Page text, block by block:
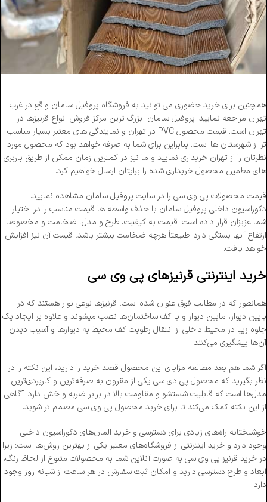
همچنین برای خرید حضوری می توانید به فروشگاه پروفیل سامان واقع در غرب
تهران مراجعه نمایید. پروفیل سامان بزرگ ترین مرکز فروش انواع قرنیزها در
تهران است. قیمت محصول PVC در تهران و نمایندگی های معتبر بسیار مناسب
تر از شهرستان ها است. بنابراین برای شما به صرفه خواهد بود که محصول مورد
نظرتان را از تهران خریداری نمایید و ما نیز در کمترین زمان ممکن از طریق باربری
های مطمین محصول خریداری شده را برایتان ارسال خواهیم کرد.
قیمت محصولات پی وی سی را در سایت پروفیل سامان مشاهده نمایید.
دکوراسیون داخلی پروفیل سامان با حذف واسطه ها قیمت مناسب را در اختیار
شما عزیزان قرار داده است. قیمت به کیفیت، طرح و مدل، ضخامت و مخصوصا
ارتفاع آنها بستگی دارد. طبیعتاً هرچه ضخامت بیشتر باشد، قیمت آن نیز افزایش
خواهد یافت.
خرید اینترنتی قرنیز‌های پی وی سی
همانطور که در مطالب فوق عنوان شده است، قرنیزها نوعی نوار هستند که در
پایین دیوار، مابین دیوار و یا کف ساختمان‌ها نصب می‎شوند و علاوه بر ایجاد یک
جلوه زیبا در محیط داخلی از انتقال رطوبت کف محیط به دیوارها و آسیب دیدن
آن‌ها پیشگیری می‌کنند.
اگر شما هم بعد مطالعه مزایای این محصول قصد خرید را دارید، این نکته را در
نظر بگیرید که محصول پی دی سی یکی از مقرون به صرفه‌ترین و کاربردی‌ترین
مدل‌ها است که قابلیت شستشو و مقاومت بالا در برابر ضربه و خش دارد. آگاهی
از این نکته کمک می‌کند تا برای خرید محصول پی وی سی مصمم‌‍ تر شوید.
خوشبختانه راه‌های زیادی برای دسترسی و خرید المان‌های دکوراسیون داخلی
وجود دارد و خرید اینترنتی از فروشگاه‌های معتبر یکی از بهترین روش‌ها است؛ زیرا
در خرید قرنیز پی وی سی به صورت آنلاین شما به محصولات متنوع از لحاظ رنگ،
ابعاد و طرح دسترسی دارید و امکان ثبت سفارش در هر ساعت از شبانه روز وجود
دارد.